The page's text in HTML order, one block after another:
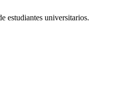
estudiantes universitarios.